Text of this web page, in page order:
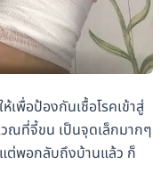
พื่อป้องกันเชื้อโรคเข้าสู่
วณที่จี้ขน เป็นจุดเล็กมากๆ
แต่พอกลับถึงบ้านแล้ว ก็